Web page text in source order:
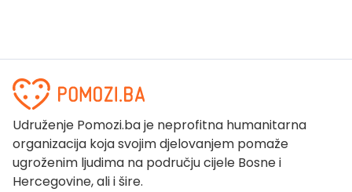
Udruženje Pomozi.ba je neprofitna humanitarna
organizacija koja svojim djelovanjem pomaže
ugroženim ljudima na području cijele Bosne i
Hercegovine, ali i šire.